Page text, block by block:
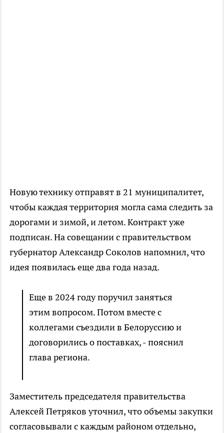
Новую технику отправят в 21 муниципалитет,
чтобы каждая территория могла сама следить за
дорогами и зимой, и летом. Контракт уже
подписан. На совещании с правительством
губернатор Александр Соколов напомнил, что
идея появилась еще два года назад.
Еще в 2024 году поручил заняться
этим вопросом. Потом вместе с
коллегами съездили в Белоруссию и
договорились о поставках, - пояснил
глава региона.
Заместитель председателя правительства
Алексей Петряков уточнил, что объемы закупки
согласовывали с каждым районом отдельно,